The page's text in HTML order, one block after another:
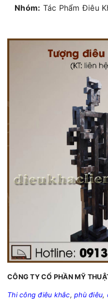
Nhóm: Tác Phẩm Điêu
CÔNG TY CỔ PHẦN MỸ
Thi công điêu khắc, phù điêu,